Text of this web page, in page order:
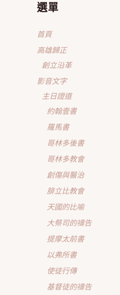
選單
首頁
高雄歸正
創立沿革
影音文字
主日證道
約翰壹書
羅馬書
哥林多後書
哥林多教會
創傷與醫治
腓立比教會
天國的比喻
大祭司的禱告
提摩太前書
以弗所書
使徒行傳
基督徒的禱告